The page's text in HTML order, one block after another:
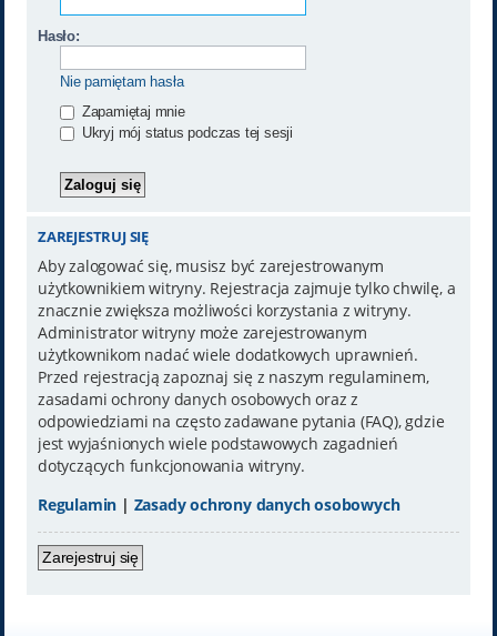
Hasło:
Nie pamiętam hasła
Zapamiętaj mnie
Ukryj mój status podczas tej sesji
ZAREJESTRUJ SIĘ
Aby zalogować się, musisz być zarejestrowanym
użytkownikiem witryny. Rejestracja zajmuje tylko chwilę, a
znacznie zwiększa możliwości korzystania z witryny.
Administrator witryny może zarejestrowanym
użytkownikom nadać wiele dodatkowych uprawnień.
Przed rejestracją zapoznaj się z naszym regulaminem,
zasadami ochrony danych osobowych oraz z
odpowiedziami na często zadawane pytania (FAQ), gdzie
jest wyjaśnionych wiele podstawowych zagadnień
dotyczących funkcjonowania witryny.
Regulamin | Zasady ochrony danych osobowych
Zarejestruj się